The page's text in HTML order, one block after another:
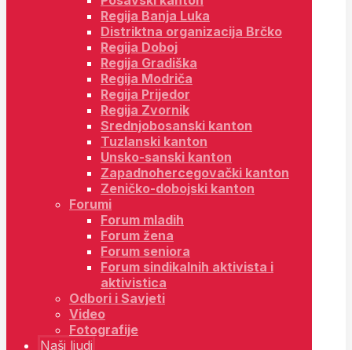
Regija Banja Luka
Distriktna organizacija Brčko
Regija Doboj
Regija Gradiška
Regija Modriča
Regija Prijedor
Regija Zvornik
Srednjobosanski kanton
Tuzlanski kanton
Unsko-sanski kanton
Zapadnohercegovački kanton
Zeničko-dobojski kanton
Forumi
Forum mladih
Forum žena
Forum seniora
Forum sindikalnih aktivista i
aktivistica
Odbori i Savjeti
Video
Fotografije
Naši ljudi